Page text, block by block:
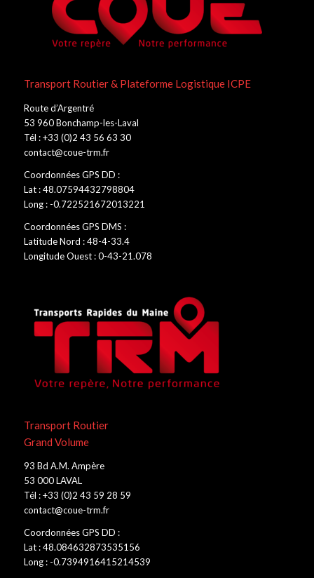
Transport Routier & Plateforme Logistique ICPE
Route d’Argentré
53 960 Bonchamp-les-Laval
Tél : +33 (0)2 43 56 63 30
contact@coue-trm.fr
Coordonnées GPS DD :
Lat : 48.07594432798804
Long : -0.722521672013221
Coordonnées GPS DMS :
Latitude Nord : 48-4-33.4
Longitude Ouest : 0-43-21.078
Transport Routier
Grand Volume
93 Bd A.M. Ampère
53 000 LAVAL
Tél : +33 (0)2 43 59 28 59
contact@coue-trm.fr
Coordonnées GPS DD :
Lat : 48.084632873535156
Long : -0.7394916415214539